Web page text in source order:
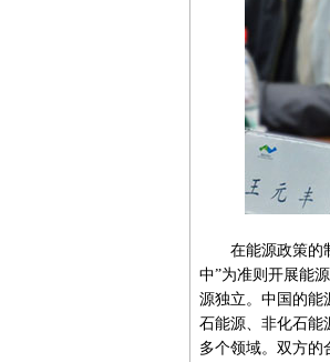
在能源政策的制
中”为准则开展能
源独立。中国的能
石能源、非化石能
多个领域。双方的